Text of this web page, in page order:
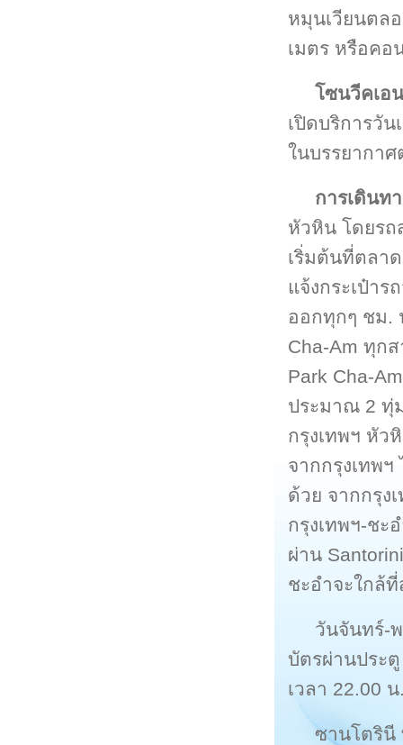
หมุนเวียนตล
เมตร หรือคอ
โซนวีคเอ
เปิดบริการวั
ในบรรยากา
การเดินท
หัวหิน โดยรถ
เริ่มต้นที่ตลา
แจ้งกระเป๋าร
ออกทุกๆ ชม.
Cha-Am ทุก
Park Cha-
ประมาณ 2 ทุ่
กรุงเทพฯ หัว
จากกรุงเทพ
ด้วย จากกรุง
กรุงเทพฯ-ชะ
ผ่าน
ชะอำจะใกล้
วันจันทร์-
บัตรผ่านประ
เวลา 22.00
ซานโตรินี